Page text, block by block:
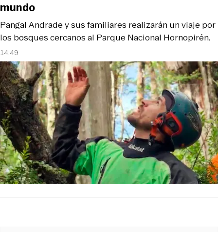
14:49
Pangal Andrade y sus familiares realizarán un viaje por
los bosques cercanos al Parque Nacional Hornopirén.
mundo